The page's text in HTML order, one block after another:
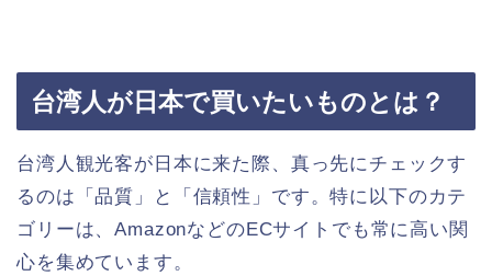
台湾人が日本で買いたいものとは？
台湾人観光客が日本に来た際、真っ先にチェックす
るのは「品質」と「信頼性」です。特に以下のカテ
ゴリーは、AmazonなどのECサイトでも常に高い関
心を集めています。